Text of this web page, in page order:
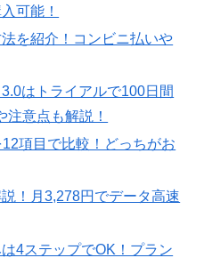
可能！
を紹介！コンビニ払いや
はトライアルで100日間
意点も解説！
項目で比較！どっちがお
！月3,278円でデータ高速
4ステップでOK！プラン